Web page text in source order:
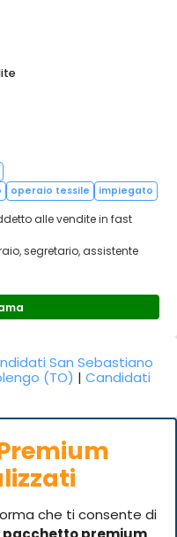
operaio tessile impiegato
alle vendite in fast
segretario, assistente
San Sebastiano
(TO) |Candidati
che ti consente di